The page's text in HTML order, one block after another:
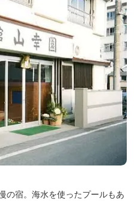
の宿。海水を使ったプールもあ